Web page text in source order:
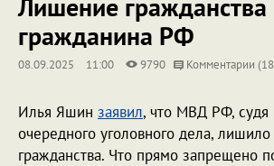
Лишение гражданства
гражданина РФ
08.09.2025 11:00 9790 Комментарии
Илья Яшин заявил, что МВД РФ, судя
очередного уголовного дела, лишило
гражданства. Что прямо запрещено